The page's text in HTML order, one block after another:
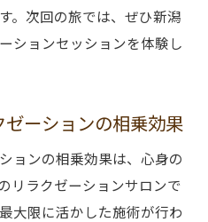
。次回の旅では、ぜひ新潟
ションセッションを体験し
ーションの相乗効果
ョンの相乗効果は、心身の
リラクゼーションサロンで
大限に活かした施術が行わ